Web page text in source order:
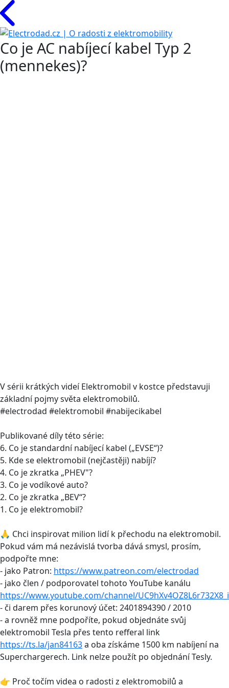
Co je AC nabíjecí kabel Typ 2
(mennekes)?
V sérii krátkých videí Elektromobil v kostce představuji
základní pojmy světa elektromobilů.
#electrodad #elektromobil #nabijecikabel
Publikované díly této série:
6. Co je standardní nabíjecí kabel („EVSE“)?
5. Kde se elektromobil (nejčastěji) nabíjí?
4. Co je zkratka „PHEV"?
3. Co je vodíkové auto?
2. Co je zkratka „BEV“?
1. Co je elektromobil?
🙏 Chci inspirovat milion lidí k přechodu na elektromobil.
Pokud vám má nezávislá tvorba dává smysl, prosím,
podpořte mne:
- jako Patron: https://www.patreon.com/electrodad
- jako člen / podporovatel tohoto YouTube kanálu
https://www.youtube.com/channel/
- či darem přes korunový účet: 2401894390 / 2010
- a rovněž mne podpoříte, pokud objednáte svůj
elektromobil Tesla přes tento refferal link
https://ts.la/jan84163a oba získáme 1500 km nabíjení na
Superchargerech. Link nelze použít po objednání Tesly.
👉 Proč točím videa o radosti z elektromobilů a